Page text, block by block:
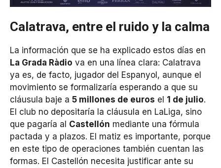
Calatrava, entre el ruido y la calma
La información que se ha explicado estos días en
La Grada Ràdio va en una línea clara: Calatrava
ya es, de facto, jugador del Espanyol, aunque el
movimiento se formalizaría esperando a que su
cláusula baje a 5 millones de euros el 1 de julio.
El club no depositaría la cláusula en LaLiga, sino
que pagaría al Castellón mediante una fórmula
pactada y a plazos. El matiz es importante, porque
en este tipo de operaciones también cuentan las
formas. El Castellón necesita justificar ante su